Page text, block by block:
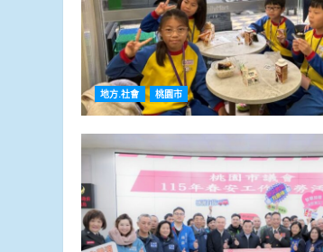
地方.社會 桃園市